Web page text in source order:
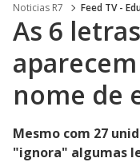
Noticias R7 Feed TV -
As 6
nome de
Mesmo com 27
"ignora" algumas